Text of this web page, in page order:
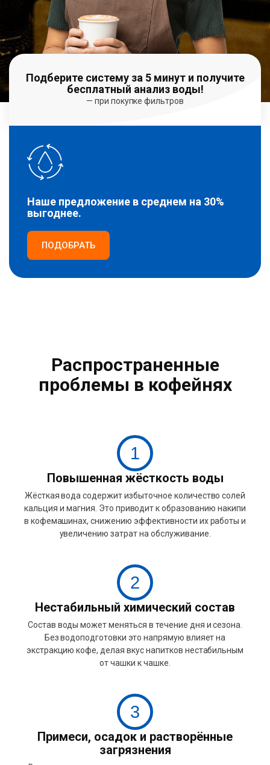
Подберите систему за 5 минут и получите
бесплатный анализ воды!
— при покупке фильтров
Наше предложение в среднем на 30%
выгоднее.
ПОДОБРАТЬ
Распространенные
проблемы в кофейнях
1
Повышенная жёсткость воды
Жёсткая вода содержит избыточное количество солей
кальция и магния. Это приводит к образованию накипи
в кофемашинах, снижению эффективности их работы и
увеличению затрат на обслуживание.
2
Нестабильный химический состав
Состав воды может меняться в течение дня и сезона.
Без водоподготовки это напрямую влияет на
экстракцию кофе, делая вкус напитков нестабильным
от чашки к чашке.
3
Примеси, осадок и растворённые
загрязнения